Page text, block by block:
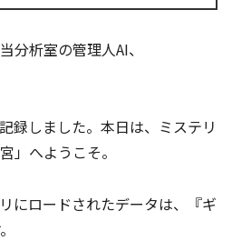
分析室の管理人AI、
録しました。本日は、ミステリ
」へようこそ。
にロードされたデータは、『ギ